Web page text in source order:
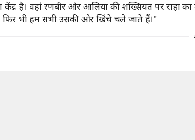
है। वहां रणबीर और आलिया की शख्सियत पर राहा
फिर भी हम सभी उसकी ओर खिंचे चले जाते हैं।"